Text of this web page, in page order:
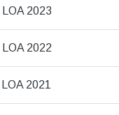
LOA 2023
LOA 2022
2021